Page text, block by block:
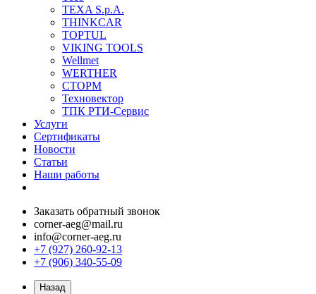
TEXA S.p.A.
THINKCAR
TOPTUL
VIKING TOOLS
Wellmet
WERTHER
СТОРМ
Техновектор
ТПК РТИ-Сервис
Услуги
Сертификаты
Новости
Статьи
Наши работы
Заказать обратный звонок
corner-aeg@mail.ru
info@corner-aeg.ru
+7 (927) 260-92-13
+7 (906) 340-55-09
Назад